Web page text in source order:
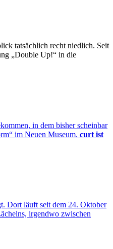
tatsächlich recht niedlich. Seit
„Double Up!“ in die
in dem bisher scheinbar
im Neuen Museum. curt ist
Dort läuft seit dem 24. Oktober
irgendwo zwischen